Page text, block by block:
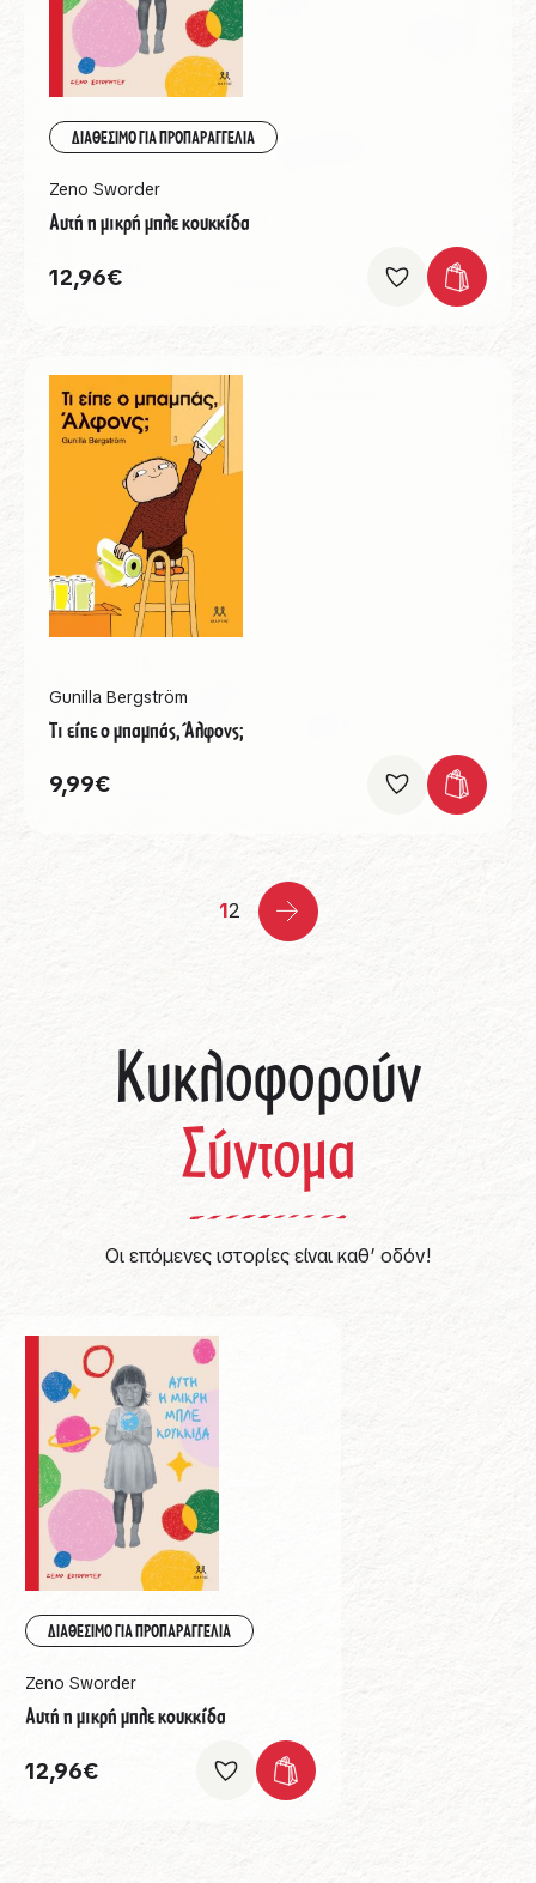
ΔΙΑΘΕΣΙΜΟ ΓΙΑ ΠΡΟΠΑΡΑΓΓΕΛΙΑ
Zeno Sworder
Αυτή η μικρή μπλε κουκκίδα
12,96€
Gunilla Bergström
Τι είπε ο μπαμπάς, Άλφονς;
9,99€
12
Κυκλοφορούν
Σύντομα
Οι επόμενες ιστορίες είναι καθ’ οδόν!
ΔΙΑΘΕΣΙΜΟ ΓΙΑ ΠΡΟΠΑΡΑΓΓΕΛΙΑ
Zeno Sworder
Αυτή η μικρή μπλε κουκκίδα
12,96€